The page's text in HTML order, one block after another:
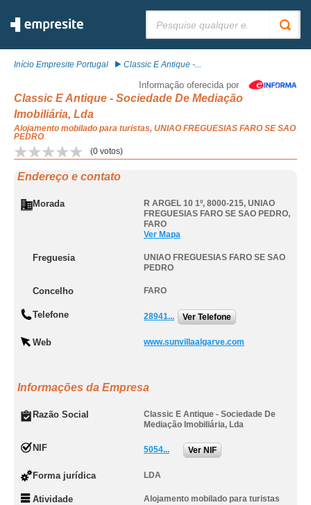
Início Empresite Portugal Classic E Antique -...
Informação oferecida por
Classic E Antique - Sociedade De Mediação
Imobiliária, Lda
Alojamento mobilado para turistas, UNIAO FREGUESIAS FARO SE SAO
PEDRO
(0 votos)
Endereço e contato
Morada R ARGEL 10 1º, 8000-215, UNIAO
FREGUESIAS FARO SE SAO PEDRO,
FARO
Ver Mapa
Freguesia
UNIAO FREGUESIAS FARO SE SAO
PEDRO
Concelho FARO
Telefone 28941... Ver Telefone
Web www.sunvillaalgarve.com
Informações da Empresa
Razão Social
Classic E Antique - Sociedade De
Mediação Imobiliária, Lda
NIF 5054... Ver NIF
Forma jurídica LDA
Atividade Alojamento mobilado para turistas